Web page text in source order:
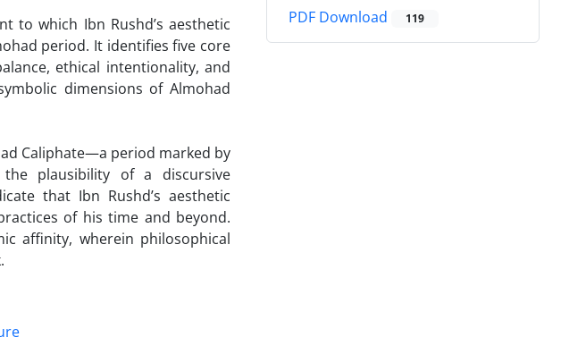
to which Ibn Rushd’s aesthetic
period. It identifies five core
ethical intentionality, and
dimensions of Almohad
Caliphate—a period marked by
plausibility of a discursive
that Ibn Rushd’s aesthetic
of his time and beyond.
affinity, wherein philosophical
PDF Download 119